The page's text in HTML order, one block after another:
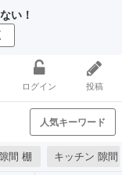
い！
ログイン 投稿
人気キーワード
間 棚 キッチン 隙間